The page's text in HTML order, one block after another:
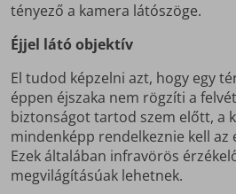
tényező a kamera látószöge.
Éjjel látó objektív
El tudod képzelni azt, hogy egy
éppen éjszaka nem rögzíti a
biztonságot tartod szem előtt, a
mindenképp rendelkeznie kell az
Ezek általában infravörös
megvilágításúak lehetnek.